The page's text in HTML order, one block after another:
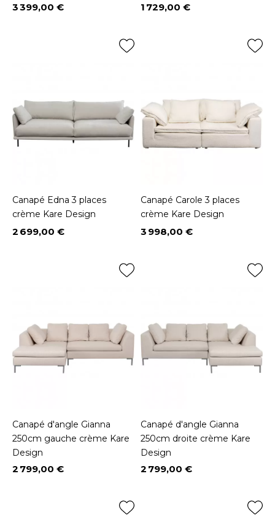
Prix
3 399,00 € Prix
1 729,00 €
Canapé Edna 3 places
crème Kare Design
Prix
2 699,00 €
Canapé Carole 3 places
crème Kare Design
Prix
3 998,00 €
Canapé d'angle Gianna
250cm gauche crème Kare
Design
Prix
2 799,00 €
Canapé d'angle Gianna
250cm droite crème Kare
Design
Prix
2 799,00 €